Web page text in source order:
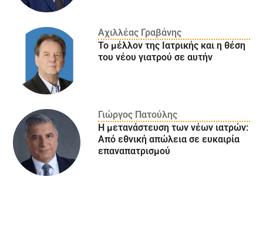
Αχιλλέας Γραβάνης
Το μέλλον της Ιατρικής και η θέση
του νέου γιατρού σε αυτήν
Γιώργος Πατούλης
Η μετανάστευση των νέων ιατρών:
Aπό εθνική απώλεια σε ευκαιρία
επαναπατρισμού